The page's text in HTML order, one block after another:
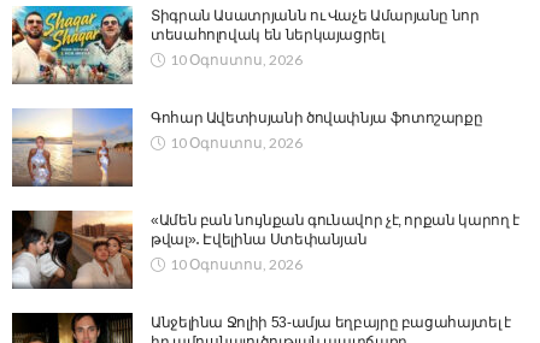
Տիգրան Ասատրյանն ու Վաչե Ամարյանը նոր
տեսահոլովակ են ներկայացրել
10 Օգոստոս, 2026
Գոհար Ավետիսյանի ծովափնյա ֆոտոշարքը
10 Օգոստոս, 2026
«Ամեն բան նույնքան գունավոր չէ, որքան կարող է
թվալ»․ Էվելինա Ստեփանյան
10 Օգոստոս, 2026
Անջելինա Ջոլիի 53-ամյա եղբայրը բացահայտել է